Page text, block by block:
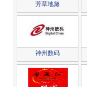
芳草地黛
神州数码